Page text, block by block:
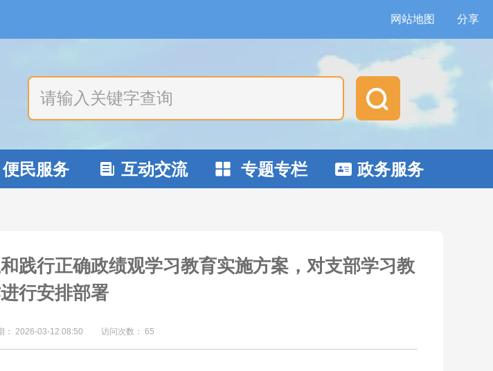
分享
网站地图

便民服务  互动交流  专题专栏  政务服务
践行正确政绩观学习教育实施方案，对支部学习教
行安排部署
： 2026-03-12 08:50 访问次数： 65